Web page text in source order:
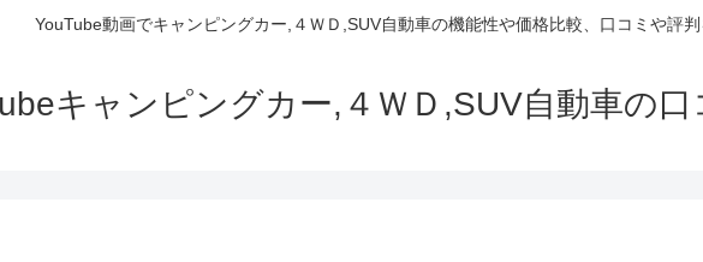
YouTube動画でキャンピングカー,４ＷＤ,SUV自動車の機能性や価格比較、口コミや評判
キャンピングカー,４ＷＤ,SUV自動車の